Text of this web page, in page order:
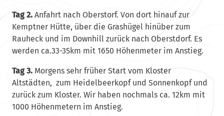
Tag 2. Anfahrt nach Oberstorf. Von dort hinauf zur
Kemptner Hütte, über die Grashügel hinüber zum
Rauheck und im Downhill zurück nach Oberstdorf. Es
werden ca.33-35km mit 1650 Höhenmeter im Anstieg.
Tag 3. Morgens sehr früher Start vom Kloster
Altstädten, zum Heidelbeerkopf und Sonnenkopf und
zurück zum Kloster. Wir haben nochmals ca. 12km mit
1000 Höhenmetern im Anstieg.